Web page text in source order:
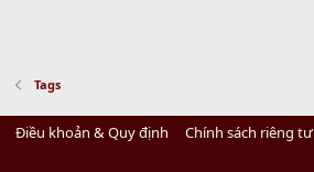
Tags
Điều khoản & Quy định Chính sách riêng tư